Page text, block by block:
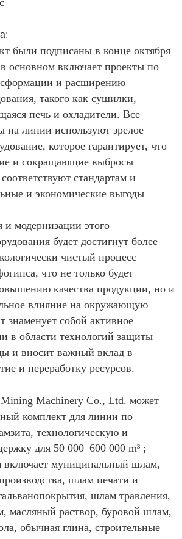
были подписаны в конце октября
основном включает проекты по
и расширению
такого как сушилки,
печь и охладители. Все
линии используют зрелое
которое гарантирует, что
и сокращающие выбросы
стандартам и
и экономические выгоды
и модернизации этого
будет достигнут более
чистый процесс
что не только будет
качества продукции, но и
влияние на окружающую
знаменует собой активное
в области технологий защиты
и вносит важный вклад в
и переработку ресурсов.
Mining Machinery Co., Ltd. может
комплект для линии по
технологическую и
для 50 000–600 000 m³ ;
включает муниципальный шлам,
шлам печати и
шлам травления,
масляный раствор, буровой шлам,
обычная глина, строительные